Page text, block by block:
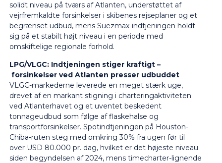
solidt niveau på tværs af Atlanten, understøttet af
vejrfremkaldte forsinkelser i skibenes rejseplaner og et
begrænset udbud, mens Suezmax-indtjeningen holdt
sig på et stabilt højt niveau i en periode med
omskiftelige regionale forhold.
LPG/VLGC: Indtjeningen stiger kraftigt –
forsinkelser ved Atlanten presser udbuddet
VLGC-markederne leverede en meget stærk uge,
drevet af en markant stigning i charteringaktiviteten
ved Atlanterhavet og et uventet beskedent
tonnageudbud som følge af flaskehalse og
transportforsinkelser. Spotindtjeningen på Houston-
Chiba-ruten steg med omkring 30% fra ugen før til
over USD 80.000 pr. dag, hvilket er det højeste niveau
siden begyndelsen af 2024, mens timecharter-lignende